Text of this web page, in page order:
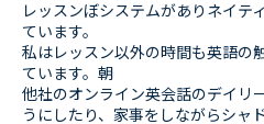
レッスンぼシステムがありネイテ
ています。
私はレッスン以外の時間も英語の
ています。朝
他社のオンライン英会話のデイリ
うにしたり、家事をしながらシャ